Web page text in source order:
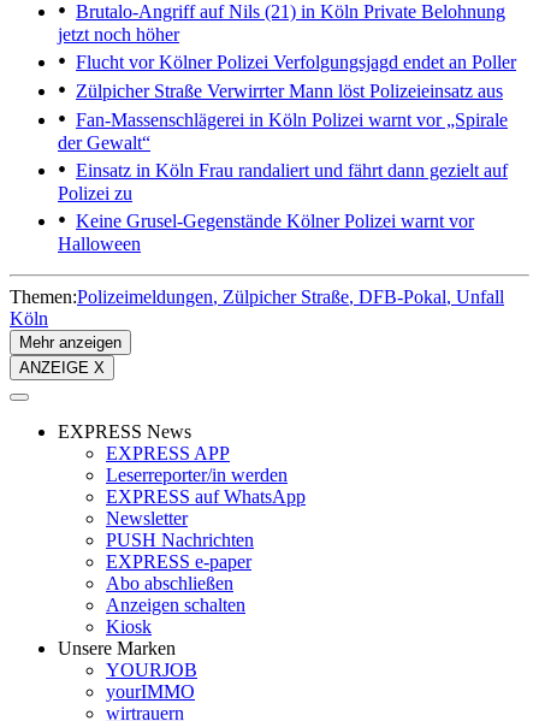
Brutalo-Angriff auf Nils (21) in Köln Private Belohnung
jetzt noch höher
Flucht vor Kölner Polizei Verfolgungsjagd endet an Poller
Zülpicher Straße Verwirrter Mann löst Polizeieinsatz aus
Fan-Massenschlägerei in Köln Polizei warnt vor „Spirale
der Gewalt“
Einsatz in Köln Frau randaliert und fährt dann gezielt auf
Polizei zu
Keine Grusel-Gegenstände Kölner Polizei warnt vor
Halloween
Themen:Polizeimeldungen Zülpicher Straße DFB-Pokal Unfall
Köln
Mehr anzeigen
ANZEIGE X
EXPRESS News
EXPRESS APP
Leserreporter/in werden
EXPRESS auf WhatsApp
Newsletter
PUSH Nachrichten
EXPRESS e-paper
Abo abschließen
Anzeigen schalten
Kiosk
Unsere Marken
YOURJOB
yourIMMO
wirtrauern